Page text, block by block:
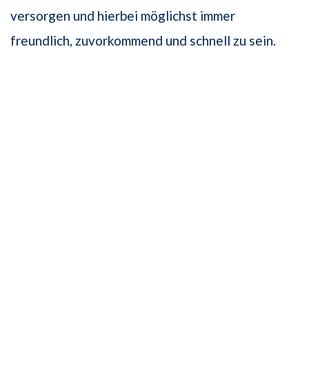
versorgen und hierbei möglichst immer
freundlich, zuvor­kommend und schnell zu sein.